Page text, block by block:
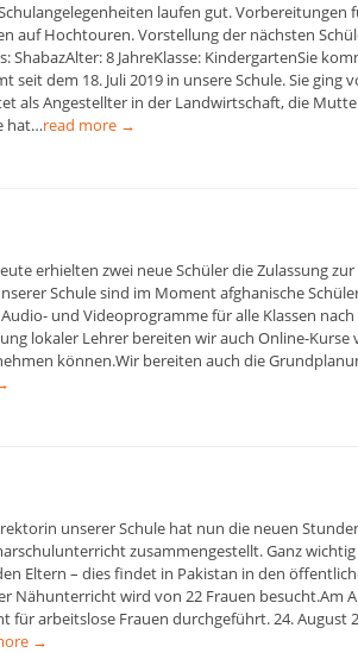
laufen gut. Vorbereitungen
auf Hochtouren. Vorstellung der nächsten
ShabazAlter: 8 JahreKlasse: KindergartenSie
seit dem 18. Juli 2019 in unsere Schule. Sie ging
als Angestellter in der Landwirtschaft, die
hat…read more →
erhielten zwei neue Schüler die Zulassung zur
Schule sind im Moment afghanische
und Videoprogramme für alle Klassen
lokaler Lehrer bereiten wir auch Online-Kurse
können.Wir bereiten auch die
unserer Schule hat nun die neuen
zusammengestellt. Ganz
Eltern – dies findet in Pakistan in den
Nähunterricht wird von 22 Frauen besucht.Am
für arbeitslose Frauen durchgeführt. 24. August
→